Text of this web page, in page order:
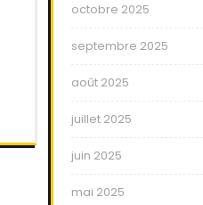
octobre 2025
septembre 2025
août 2025
juillet 2025
juin 2025
mai 2025